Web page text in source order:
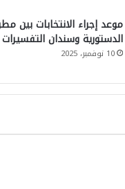
موعد إجراء الانتخابات بين
الدستورية وسندان
10 نوفمبر، 2025